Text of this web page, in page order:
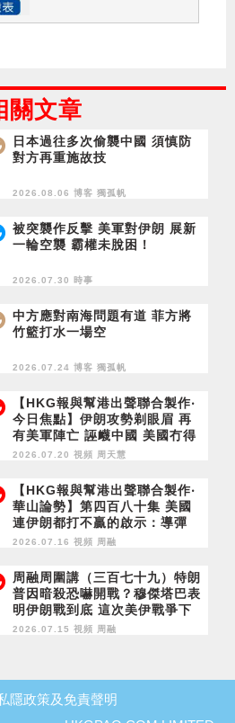
關文章
日本過往多次偷襲中國 須慎防
對方再重施故技
2026.08.06 博客 獨孤帆
被突襲作反擊 美軍對伊朗 展新
一輪空襲 霸權未脫困！
2026.07.30 時事
中方應對南海問題有道 菲方將
竹籃打水一場空
2026.07.24 博客 獨孤帆
【HKG報與幫港出聲聯合製作‧
今日焦點】伊朗攻勢剃眼眉 再
有美軍陣亡 誣衊中國 美國冇得
救 涉違法感驕傲？仲有傻仔信
2026.07.20 視頻 周天慧
【HKG報與幫港出聲聯合製作‧
華山論勢】第四百八十集 美國
連伊朗都打不贏的啟示：導彈
造船 海空軍力 工業生產皆短板
2026.07.16 視頻 周融
周融周圍講（三百七十九）特朗
普因暗殺恐嚇開戰？穆傑塔巴表
明伊朗戰到底 這次美伊戰爭下
一步是什麼？
2026.07.15 視頻 周融
隱政策及免責聲明